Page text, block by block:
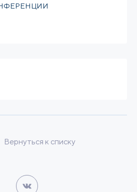
Вернуться к списку